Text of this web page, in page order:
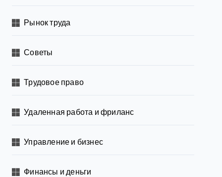
Рынок труда
Советы
Трудовое право
Удаленная работа и фриланс
Управление и бизнес
Финансы и деньги